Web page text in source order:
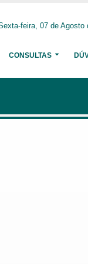
feira, 07 de Agosto
CONSULTAS